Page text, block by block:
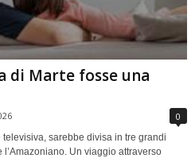
di Marte fosse una
0
sarebbe divisa in tre grandi
Un viaggio attraverso